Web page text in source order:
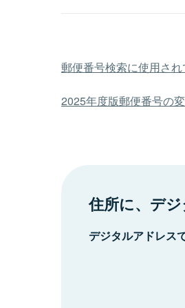
郵便番号検索に使用さ
2025年度版郵便番号の
住所に、デジ
デジタルアドレス